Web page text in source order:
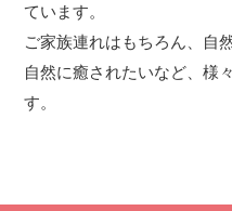
ています。
ご家族連れはもちろん、自
自然に癒されたいなど、様
す。